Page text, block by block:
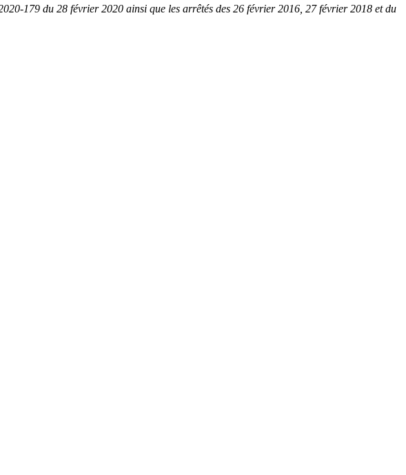
179 du 28 février 2020 ainsi que les arrêtés des 26 février 2016, 27 février 2018 et du